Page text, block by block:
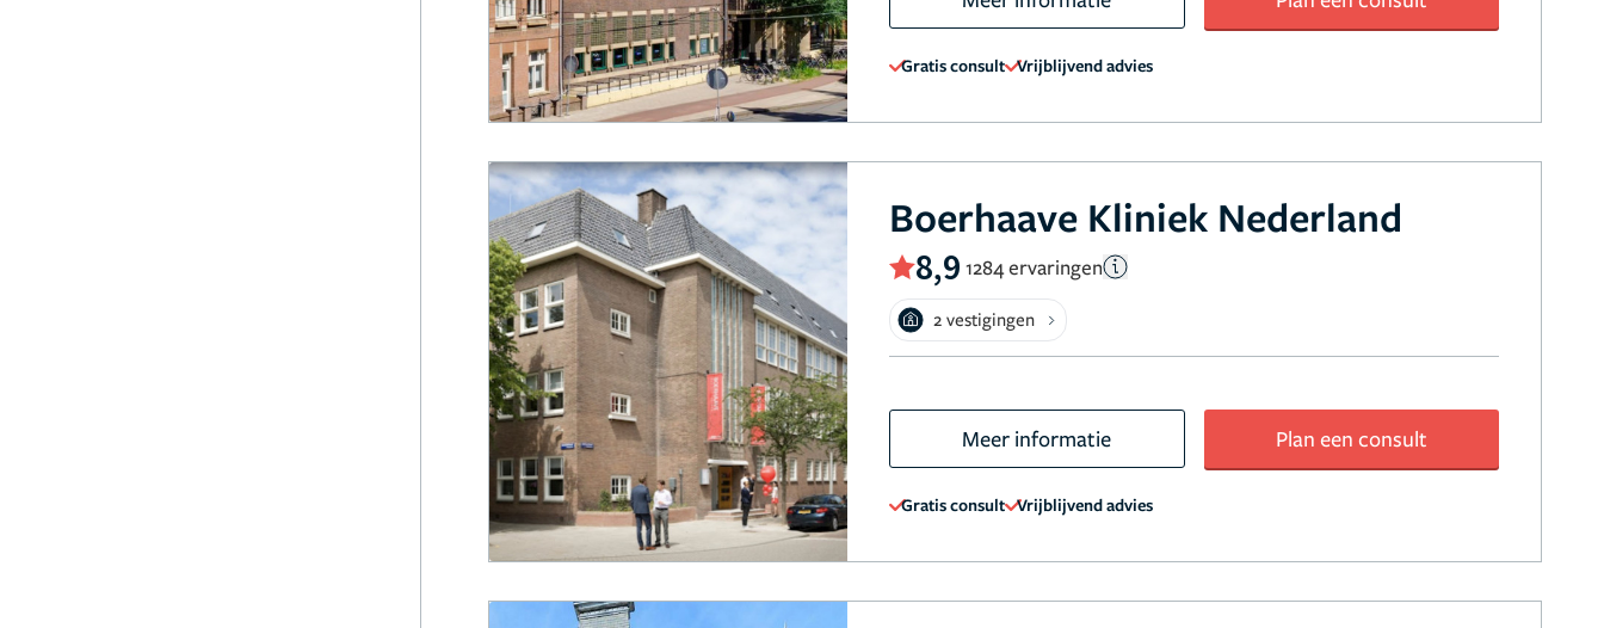
Gratis consult Vrijblijvend advies
Boerhaave Kliniek Nederland
8,9 1284 ervaringen
2 vestigingen
Meer informatie Plan een consult
Gratis consult Vrijblijvend advies